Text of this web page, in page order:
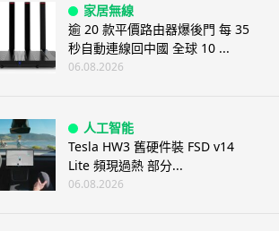
家居無線
逾 20 款平價路由器爆後門 每 35
秒自動連線回中國 全球 10 ...
06.08.2026
人工智能
Tesla HW3 舊硬件裝 FSD v14
Lite 頻現過熱 部分...
06.08.2026